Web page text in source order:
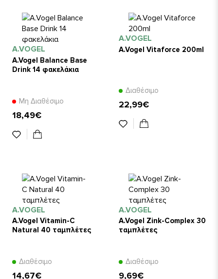
A.VOGEL
A.Vogel Balance Base
Drink 14 φακελάκια
Μη Διαθέσιμο
18,49€
A.VOGEL
A.Vogel Vitaforce 200ml
Διαθέσιμο
22,99€
A.VOGEL
A.Vogel Vitamin-C
Natural 40 ταμπλέτες
Διαθέσιμο
14,67€
A.VOGEL
A.Vogel Zink-Complex 30
ταμπλέτες
Διαθέσιμο
9,69€